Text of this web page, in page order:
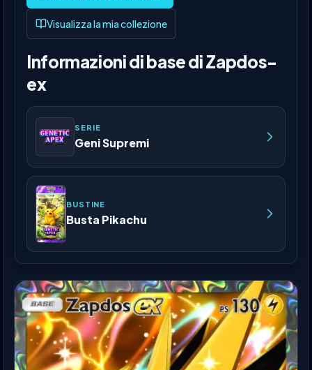
Visualizza la mia collezione
Informazioni di base di Zapdos-
ex
SERIE
Geni Supremi
BUSTINE
Busta Pikachu